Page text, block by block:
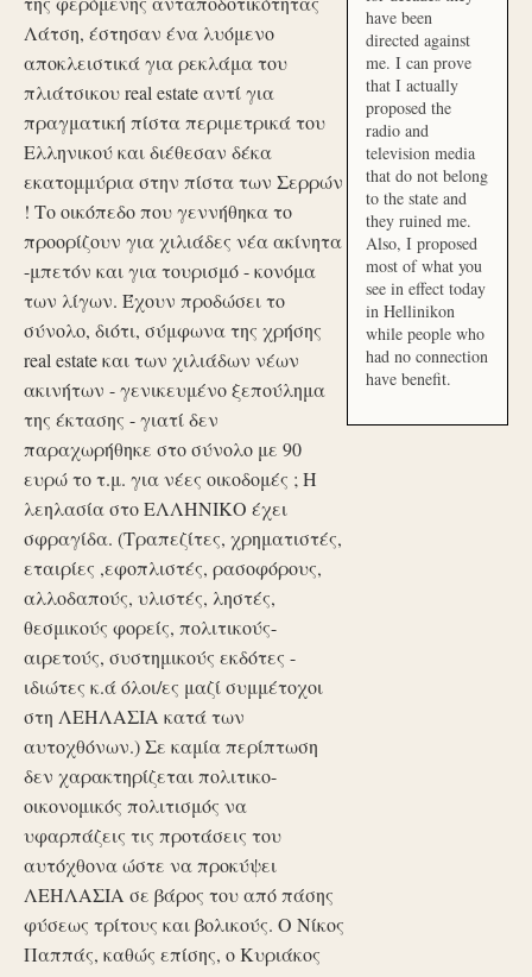
Λάτση, έστησαν ένα λυόμενο
αποκλειστικά για ρεκλάμα του
πλιάτσικου real estate αντί για
πραγματική πίστα περιμετρικά του
Ελληνικού και διέθεσαν δέκα
εκατομμύρια στην πίστα των Σερρών
! Το οικόπεδο που γεννήθηκα το
προορίζουν για χιλιάδες νέα ακίνητα
-μπετόν και για τουρισμό - κονόμα
των λίγων. Έχουν προδώσει το
σύνολο, διότι, σύμφωνα της χρήσης
real estate και των χιλιάδων νέων
ακινήτων - γενικευμένο ξεπούλημα
της έκτασης - γιατί δεν
παραχωρήθηκε στο σύνολο με 90
ευρώ το τ.μ. για νέες οικοδομές ; Η
λεηλασία στο ΕΛΛΗΝΙΚΟ έχει
σφραγίδα. (Τραπεζίτες, χρηματιστές,
εταιρίες ,εφοπλιστές, ρασοφόρους,
αλλοδαπούς, υλιστές, ληστές,
θεσμικούς φορείς, πολιτικούς-
αιρετούς, συστημικούς εκδότες -
ιδιώτες κ.ά όλοι/ες μαζί συμμέτοχοι
στη ΛΕΗΛΑΣΙΑ κατά των
αυτοχθόνων.) Σε καμία περίπτωση
δεν χαρακτηρίζεται πολιτικο-
οικονομικός πολιτισμός να
υφαρπάζεις τις προτάσεις του
αυτόχθονα ώστε να προκύψει
ΛΕΗΛΑΣΙΑ σε βάρος του από πάσης
φύσεως τρίτους και βολικούς. Ο Νίκος
Παππάς, καθώς επίσης, ο Κυριάκος
have been
directed against
me. I can prove
that I actually
proposed the
radio and
television media
that do not belong
to the state and
they ruined me.
Also, I proposed
most of what you
see in effect today
in Hellinikon
while people who
had no connection
have benefit.